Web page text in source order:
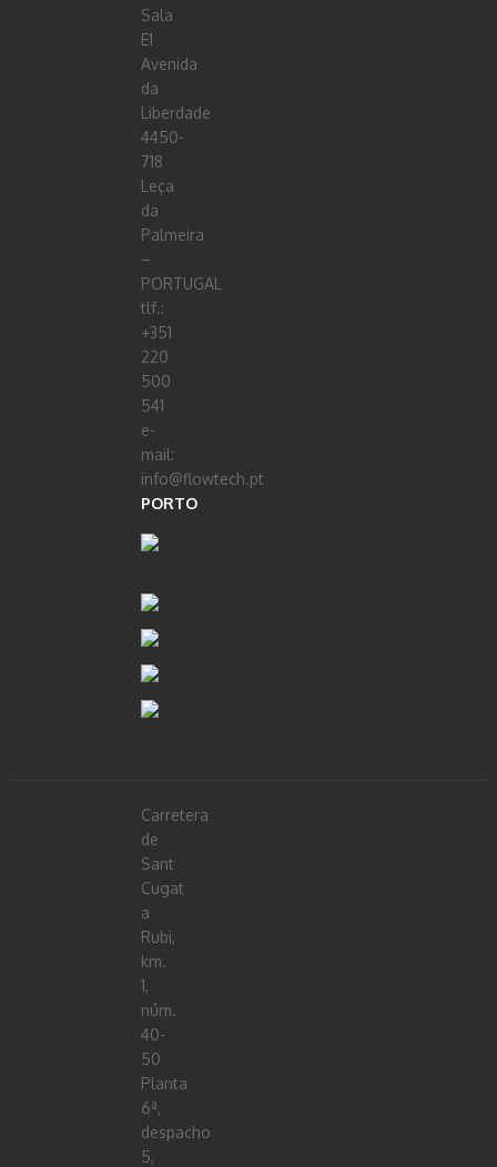
Sala
E1
Avenida
da
Liberdade
4450-
718
Leça
da
Palmeira
–
PORTUGAL
tlf.:
+351
220
500
541
e-
mail:
info@flowtech.pt
PORTO
Carretera
de
Sant
Cugat
a
Rubi,
km.
1,
núm.
40-
50
Planta
6ª,
despacho
5,